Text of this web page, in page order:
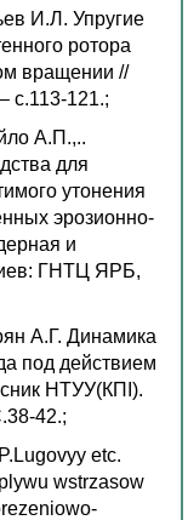
И.Л. Упругие
ротора
вращении //
с.113-121.;
А.П.,..
для
утонения
эрозионно-
и
ГНТЦ ЯРБ,
А.Г. Динамика
под действием
НТУУ(КПІ).
42.;
etc.
wstrzasow